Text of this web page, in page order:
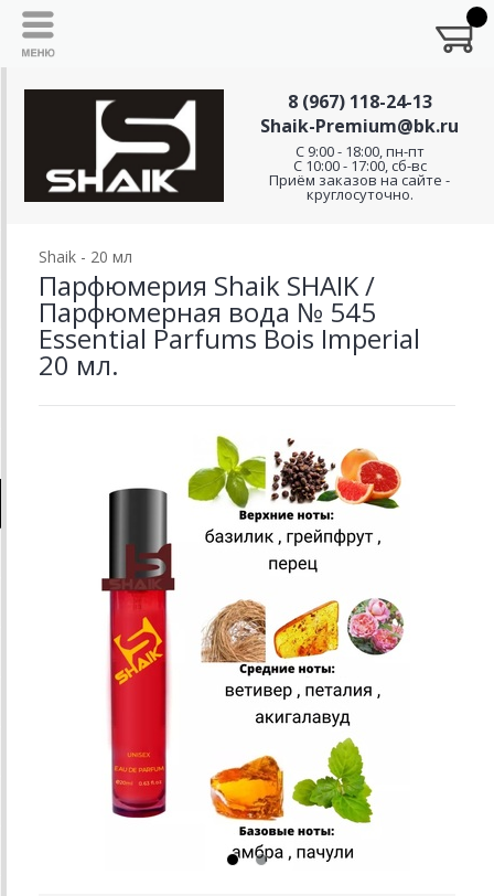
8 (967) 118-24-13
Shaik-Premium@bk.ru
C 9:00 - 18:00, пн-пт
С 10:00 - 17:00, сб-вс
Приём заказов на сайте -
круглосуточно.
Shaik - 20 мл
Парфюмерия Shaik SHAIK /
Парфюмерная вода № 545
Essential Parfums Bois Imperial
20 мл.